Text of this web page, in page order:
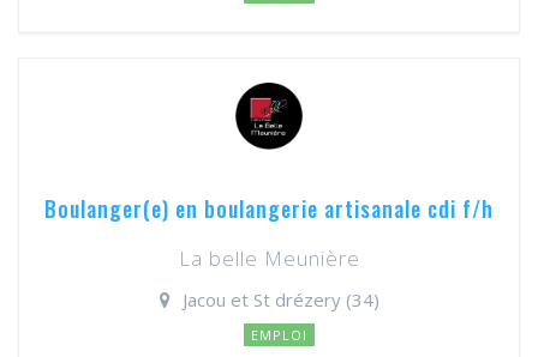
Boulanger(e) en boulangerie artisanale cdi f/h
La belle Meunière
Jacou et St drézery (34)
EMPLOI